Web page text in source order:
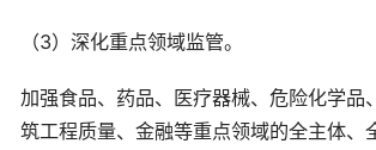
（3）深化重点领域监管。
加强食品、药品、医疗器械、危险化学品
筑工程质量、金融等重点领域的全主体、